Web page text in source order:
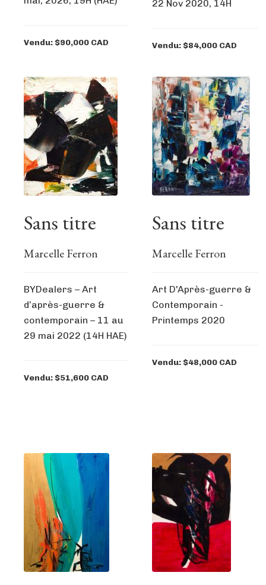
Vendu: $90,000 CAD
22 Nov 2020, 14H
Vendu: $84,000 CAD
Sans titre
Marcelle Ferron
BYDealers – Art
d’après-guerre &
contemporain – 11 au
29 mai 2022 (14H HAE)
Vendu: $51,600 CAD
Sans titre
Marcelle Ferron
Art D'Après-guerre &
Contemporain -
Printemps 2020
Vendu: $48,000 CAD